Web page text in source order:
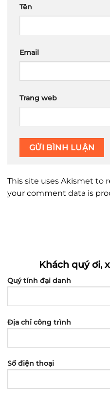
Tên
Email
Trang web
This site uses Akismet to
your comment data is
Khách quý ơi,
Quý tính đại danh
Địa chỉ công trình
Số điện thoại